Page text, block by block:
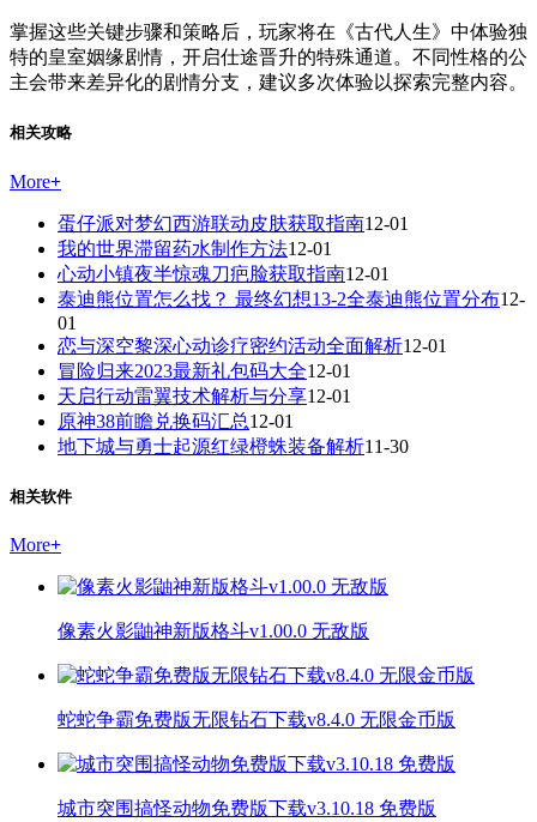
掌握这些关键步骤和策略后，玩家将在《古代人生》中体验独
特的皇室姻缘剧情，开启仕途晋升的特殊通道。不同性格的公
主会带来差异化的剧情分支，建议多次体验以探索完整内容。
相关攻略
More+
蛋仔派对梦幻西游联动皮肤获取指南12-01
我的世界滞留药水制作方法12-01
心动小镇夜半惊魂刀疤脸获取指南12-01
泰迪熊位置怎么找？ 最终幻想13-2全泰迪熊位置分布12-
01
恋与深空黎深心动诊疗密约活动全面解析12-01
冒险归来2023最新礼包码大全12-01
天启行动雷翼技术解析与分享12-01
原神38前瞻兑换码汇总12-01
地下城与勇士起源红绿橙蛛装备解析11-30
相关软件
More+
像素火影鼬神新版格斗v1.00.0 无敌版
蛇蛇争霸免费版无限钻石下载v8.4.0 无限金币版
城市突围搞怪动物免费版下载v3.10.18 免费版